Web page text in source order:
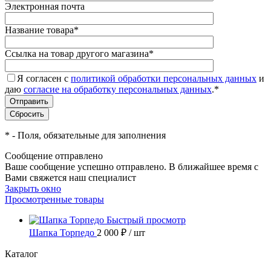
Электронная почта
Название товара*
Ссылка на товар другого магазина*
Я согласен с политикой обработки персональных данных и
даю согласие на обработку персональных данных.*
* - Поля, обязательные для заполнения
Сообщение отправлено
Ваше сообщение успешно отправлено. В ближайшее время с
Вами свяжется наш специалист
Закрыть окно
Просмотренные товары
Быстрый просмотр
Шапка Торпедо 2 000 ₽ / шт
Каталог